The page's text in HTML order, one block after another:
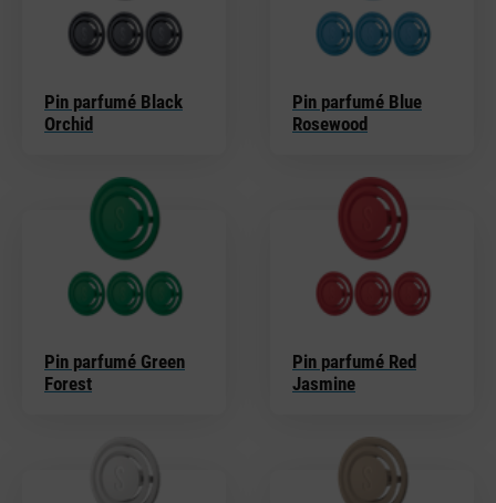
Pin parfumé Black
Orchid
Pin parfumé Blue
Rosewood
Pin parfumé Green
Forest
Pin parfumé Red
Jasmine